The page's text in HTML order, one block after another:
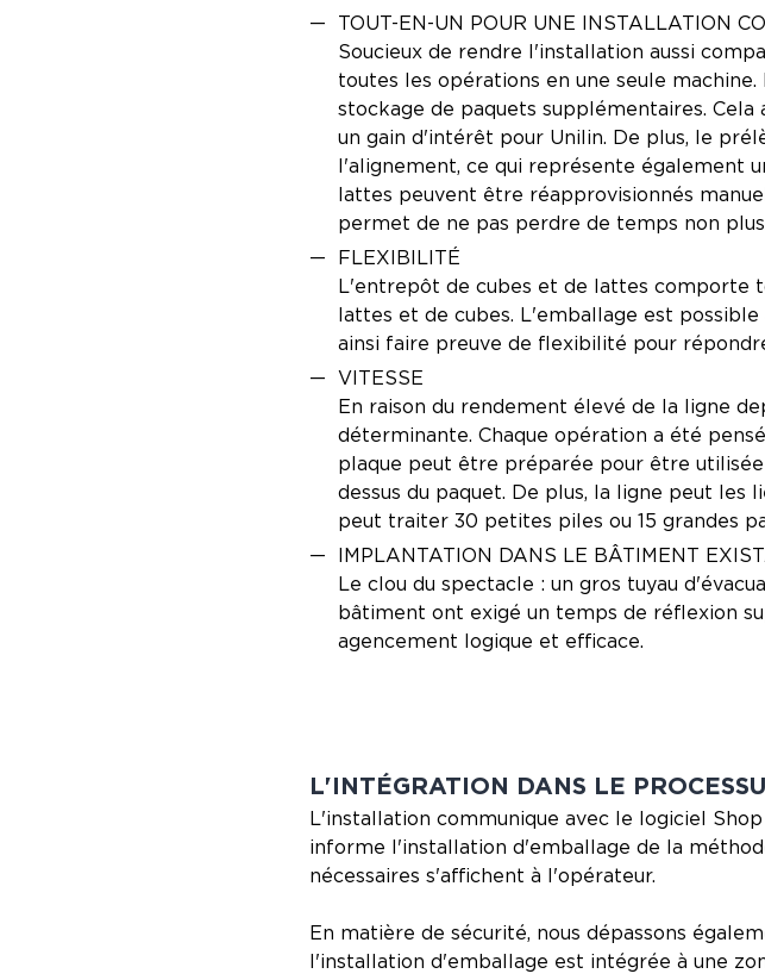
TOUT-EN-UN POUR UNE INSTALLATION
Soucieux de rendre l'installation aussi
toutes les opérations en une seule
stockage de paquets supplémentaires.
un gain d'intérêt pour Unilin. De plus, le
l'alignement, ce qui représente également
lattes peuvent être réapprovisionnés
permet de ne pas perdre de temps non
FLEXIBILITÉ
L'entrepôt de cubes et de lattes comporte
lattes et de cubes. L'emballage est
ainsi faire preuve de flexibilité pour
VITESSE
En raison du rendement élevé de la ligne
déterminante. Chaque opération a été
plaque peut être préparée pour être
dessus du paquet. De plus, la ligne peut
peut traiter 30 petites piles ou 15 grandes
IMPLANTATION DANS LE BÂTIMENT
Le clou du spectacle : un gros tuyau
bâtiment ont exigé un temps de réflexion
agencement logique et efficace.
L'INTÉGRATION DANS LE
L'installation communique avec le logiciel
informe l'installation d'emballage de la
nécessaires s'affichent à l'opérateur.
En matière de sécurité, nous dépassons
l'installation d'emballage est intégrée à une